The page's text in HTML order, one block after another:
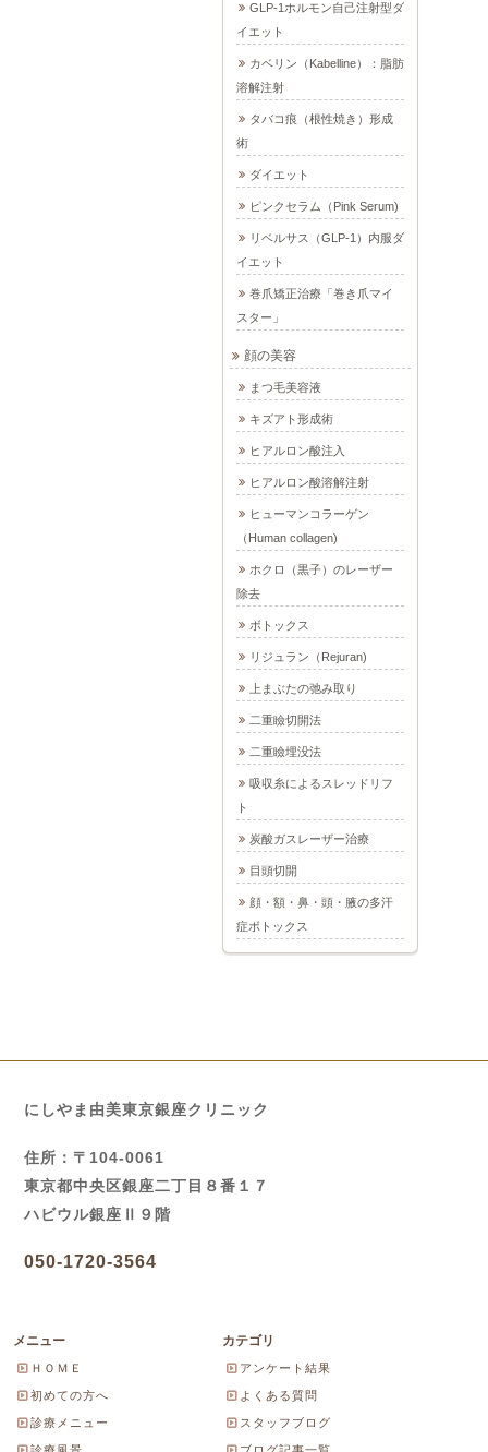
GLP-1ホルモン自己注射型ダ
イエット
カベリン（Kabelline）：脂肪
溶解注射
タバコ痕（根性焼き）形成
術
ダイエット
ピンクセラム（Pink Serum)
リベルサス（GLP-1）内服ダ
イエット
巻爪矯正治療「巻き爪マイ
スター」
顔の美容
まつ毛美容液
キズアト形成術
ヒアルロン酸注入
ヒアルロン酸溶解注射
ヒューマンコラーゲン
（Human collagen)
ホクロ（黒子）のレーザー
除去
ボトックス
リジュラン（Rejuran)
上まぶたの弛み取り
二重瞼切開法
二重瞼埋没法
吸収糸によるスレッドリフ
ト
炭酸ガスレーザー治療
目頭切開
顔・額・鼻・頭・腋の多汗
症ボトックス
にしやま由美東京銀座クリニック
住所：〒104-0061
東京都中央区銀座二丁目８番１７
ハビウル銀座Ⅱ９階
050-1720-3564
メニュー
ＨＯＭＥ
初めての方へ
診療メニュー
カテゴリ
アンケート結果
よくある質問
スタッフブログ